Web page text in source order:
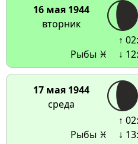
16 мая 1944
вторник
Рыбы ♓
↑
↓
17 мая 1944
среда
Рыбы ♓
↑
↓